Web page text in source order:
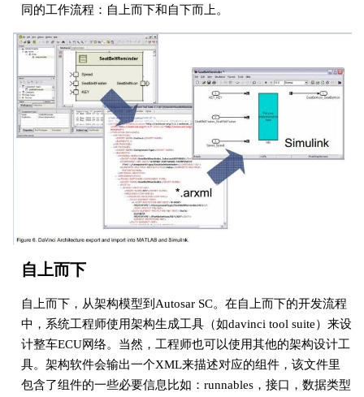
同的工作流程：自上而下和自下而上。
自上而下
自上而下，从架构模型到Autosar SC。在自上而下的开发流程
中，系统工程师使用架构生成工具（如davinci tool suite）来设
计整车ECU网络。当然，工程师也可以使用其他的架构设计工
具。架构软件会输出一个XML来描述对应的组件，该文件里
包含了组件的一些必要信息比如：runnables，接口，数据类型